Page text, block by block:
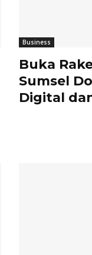
Business
Buka
Sumsel
Digital